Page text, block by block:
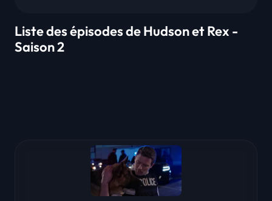
Liste des épisodes de Hudson et Rex -
Saison 2